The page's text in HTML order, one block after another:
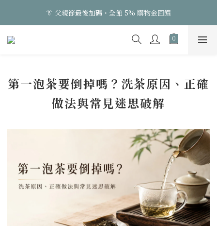
👔 父親節最後加碼・全館 5% 購物金回饋
👔 父親節最後加碼・全館 5% 購物金回饋
2
1
2
1
2
1
2
1
2
1
2
1
2
1
:
2
1
2
1
0
秒
第一泡茶要倒掉嗎？洗茶原因、正確
做法與常見迷思破解